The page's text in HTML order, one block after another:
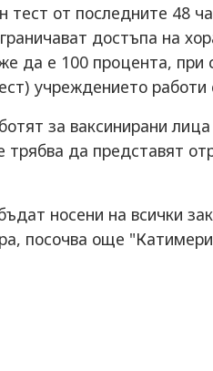
тест от последните 48
достъпа на
да е 100 процента, при
учреждението
за ваксинирани
да представят
носени на всички
посочва още